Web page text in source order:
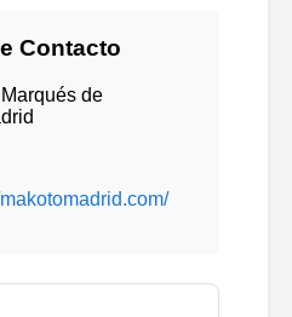
Contacto
de